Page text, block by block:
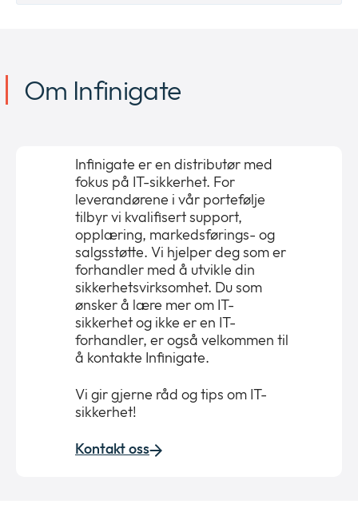
Om Infinigate
Infinigate er en distributør med
fokus på IT-sikkerhet. For
leverandørene i vår portefølje
tilbyr vi kvalifisert support,
opplæring, markedsførings- og
salgsstøtte. Vi hjelper deg som er
forhandler med å utvikle din
sikkerhetsvirksomhet. Du som
ønsker å lære mer om IT-
sikkerhet og ikke er en IT-
forhandler, er også velkommen til
å kontakte Infinigate.
Vi gir gjerne råd og tips om IT-
sikkerhet!
Kontakt oss